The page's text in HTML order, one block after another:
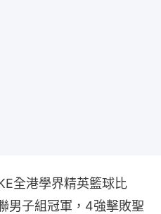
全港學界精英籃球比
男子組冠軍，4強擊敗聖